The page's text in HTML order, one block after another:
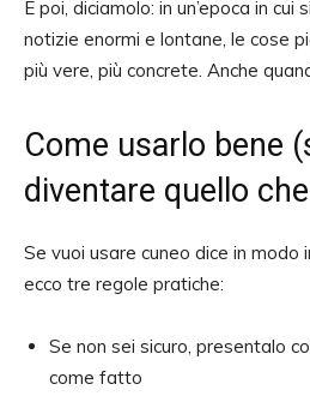
E poi, diciamolo: in un’epoca in
notizie enormi e lontane, le cose
più vere, più concrete. Anche
Come usarlo bene
diventare quello
Se vuoi usare cuneo dice in modo
ecco tre regole pratiche:
Se non sei sicuro, presentalo
come fatto